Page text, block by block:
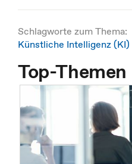
Schlagworte zum Thema:
Künstliche Intelligenz (KI)
Top-Themen